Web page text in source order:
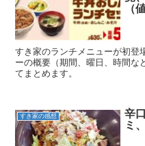
（
すき家のランチメニューが初登
ーの概要（期間、曜日、時間な
てまとめます。
すき家の感想
辛
ミ